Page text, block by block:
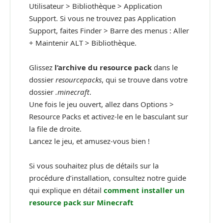
Utilisateur > Bibliothèque > Application
Support. Si vous ne trouvez pas Application
Support, faites Finder > Barre des menus : Aller
+ Maintenir ALT > Bibliothèque.
Glissez l’archive du resource pack dans le
dossier resourcepacks, qui se trouve dans votre
dossier .minecraft.
Une fois le jeu ouvert, allez dans Options >
Resource Packs et activez-le en le basculant sur
la file de droite.
Lancez le jeu, et amusez-vous bien !
Si vous souhaitez plus de détails sur la
procédure d’installation, consultez notre guide
qui explique en détail comment installer un
resource pack sur Minecraft